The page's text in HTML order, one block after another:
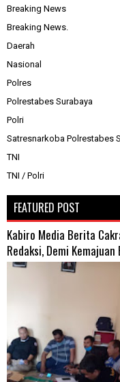
Breaking News
Breaking News.
Daerah
Nasional
Polres
Polrestabes Surabaya
Polri
Satresnarkoba Polrestabes
TNI
TNI / Polri
FEATURED POST
Kabiro Media Berita
Redaksi, Demi Kemajuan